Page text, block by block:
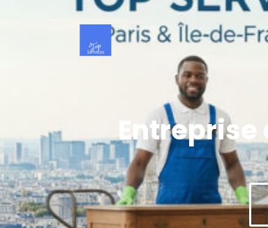
Entreprise